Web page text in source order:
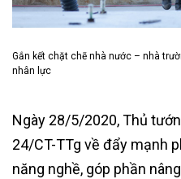
Gắn kết chặt chẽ nhà nước – nhà
nhân lực
Ngày 28/5/2020, Thủ
24/CT-TTg về đẩy mạnh
năng nghề, góp phần